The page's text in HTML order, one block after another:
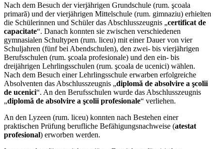
Nach dem Besuch der vierjährigen Grundschule (rum. şcoala
primară) und der vierjährigen Mittelschule (rum. gimnaziu) erhielten
die Schülerinnen und Schüler das Abschlusszeugnis „certificat de
capacitate“. Danach konnten sie zwischen verschiedenen
gymnasialen Schultypen (rum. liceu) mit einer Dauer von vier
Schuljahren (fünf bei Abendschulen), den zwei- bis vierjährigen
Berufsschulen (rum. şcoala profesionale) und den ein- bis
dreijährigen Lehrlingsschulen (rum. şcoala de ucenici) wählen.
Nach dem Besuch einer Lehrlingsschule erwarben erfolgreiche
Absolventen das Abschlusszeugnis „diplomă de absolvire a şcolii
de ucenici“. An den Berufsschulen wurde das Abschlusszeugnis
„diplomă de absolvire a şcolii profesionale“ verliehen.
An den Lyzeen (rum. liceu) konnten nach Bestehen einer
praktischen Prüfung berufliche Befähigungsnachweise (atestat
profesional) erworben werden.